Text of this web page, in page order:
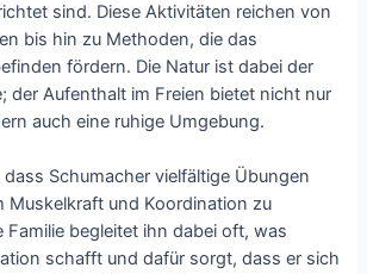
sind. Diese Aktivitäten reichen von
bis hin zu Methoden, die das
fördern. Die Natur ist dabei der
der Aufenthalt im Freien bietet nicht nur
auch eine ruhige Umgebung.
Schumacher vielfältige Übungen
Muskelkraft und Koordination zu
Familie begleitet ihn dabei oft, was
schafft und dafür sorgt, dass er sich